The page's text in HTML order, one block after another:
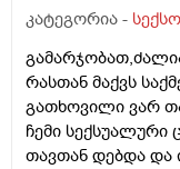
ბიჭი თავისთავს
გვიფუჭდება.
დაკავშირებული
სექსუალურ
სექსოლოგი
კატეგორია -
რასთან მაქვს
გათხოვილი ვარ
ჩემი
თავთან დებდა და